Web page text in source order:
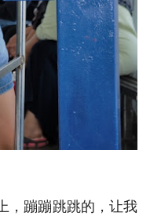
，蹦蹦跳跳的，让我